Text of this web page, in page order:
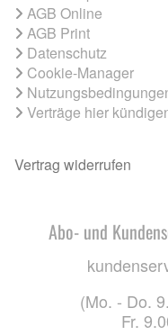
AGB Online
AGB Print
Datenschutz
Cookie-Manager
Verträge hier
Vertrag widerrufen
Abo- und
(Mo. - Do.
Fr.